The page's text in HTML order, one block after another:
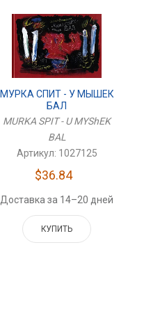
МУРКА СПИТ - У МЫШЕК
БАЛ
MURKA SPIT - U MYShEK
BAL
Артикул: 1027125
$36.84
Доставка за 14–20 дней
КУПИТЬ